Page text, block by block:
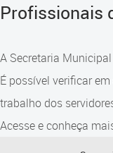
Profissionais
A Secretaria
É possível verificar
trabalho dos
Acesse e conheça